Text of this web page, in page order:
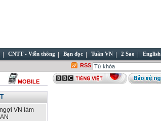
CNTT - Viễn thông Bạn đọc Tuần VN 2 Sao English
RSS
MOBILE
VN làm